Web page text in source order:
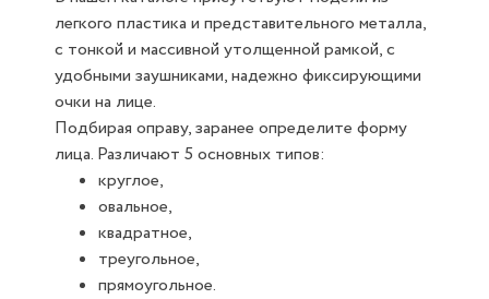
легкого пластика и представительного металла,
с тонкой и массивной утолщенной рамкой, с
удобными заушниками, надежно фиксирующими
очки на лице.
Подбирая оправу, заранее определите форму
лица. Различают 5 основных типов:
круглое,
овальное,
квадратное,
треугольное,
прямоугольное.